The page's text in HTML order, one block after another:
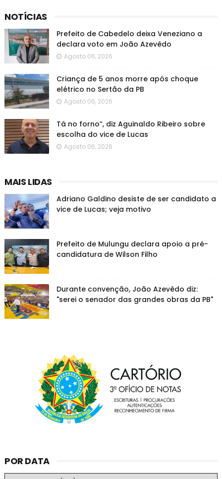
NOTÍCIAS
Prefeito de Cabedelo deixa Veneziano a
declara voto em João Azevêdo
Agosto 06, 2026
Criança de 5 anos morre após choque
elétrico no Sertão da PB
Agosto 06, 2026
Tá no forno”, diz Aguinaldo Ribeiro sobre
escolha do vice de Lucas
Agosto 06, 2026
MAIS LIDAS
Adriano Galdino desiste de ser candidato a
vice de Lucas; veja motivo
Prefeito de Mulungu declara apoio a pré-
candidatura de Wilson Filho
Durante convenção, João Azevêdo diz:
"serei o senador das grandes obras da PB"
POR DATA